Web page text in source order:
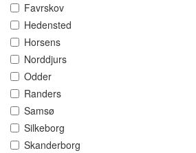
Favrskov
Hedensted
Horsens
Norddjurs
Odder
Randers
Samsø
Silkeborg
Skanderborg